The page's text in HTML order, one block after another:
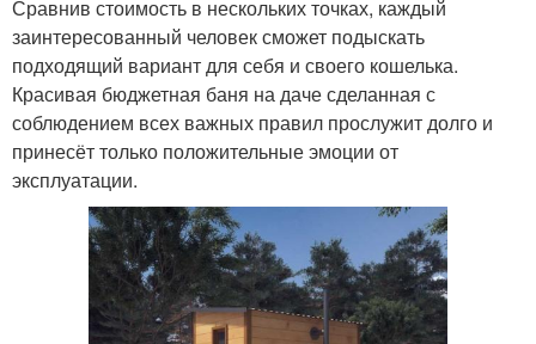
Сравнив стоимость в нескольких точках, каждый
заинтересованный человек сможет подыскать
подходящий вариант для себя и своего кошелька.
Красивая бюджетная баня на даче сделанная с
соблюдением всех важных правил прослужит долго и
принесёт только положительные эмоции от
эксплуатации.